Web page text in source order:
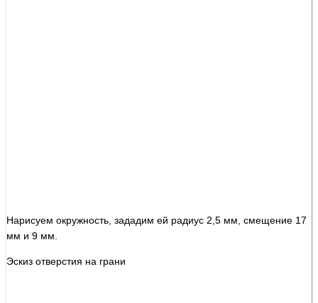
Нарисуем окружность, зададим ей радиус 2,5 мм, смещение 17
мм и 9 мм.
Эскиз отверстия на грани